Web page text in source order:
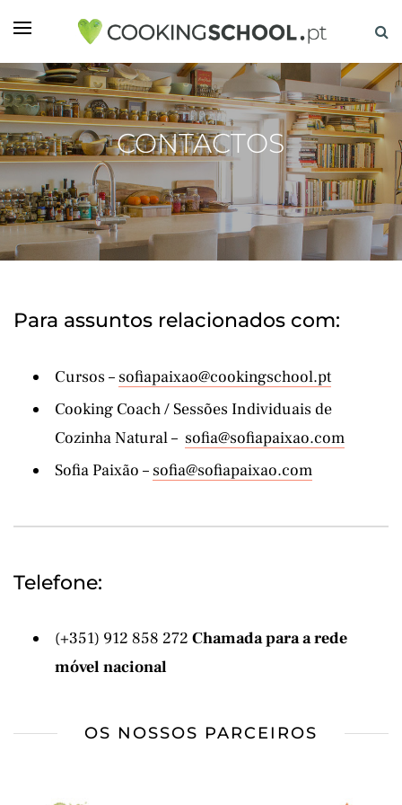
CONTACTOS
Para assuntos relacionados com:
Cursos – sofiapaixao@cookingschool.pt
Cooking Coach / Sessões Individuais de
Cozinha Natural – sofia@sofiapaixao.com
Sofia Paixão – sofia@sofiapaixao.com
Telefone:
(+351) 912 858 272 Chamada para a rede
móvel nacional
OS NOSSOS PARCEIROS